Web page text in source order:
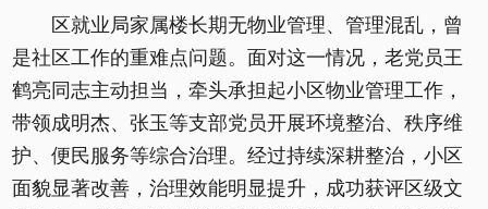
区就业局家属楼长期无物业管理、管理混乱，曾
是社区工作的重难点问题。面对这一情况，老党员王
鹤亮同志主动担当，牵头承担起小区物业管理工作，
带领成明杰、张玉等支部党员开展环境整治、秩序维
护、便民服务等综合治理。经过持续深耕整治，小区
面貌显著改善，治理效能明显提升，成功获评区级文